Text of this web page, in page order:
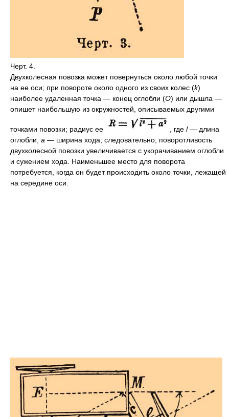
Черт. 4.
Двухколесная повозка может повернуться около любой точки
на ее оси; при повороте около одного из своих колес (k)
наиболее удаленная точка — конец оглобли (О) или дышла —
опишет наибольшую из окружностей, описываемых другими
точками повозки; радиус ее , где l— длина
оглобли, а — ширина хода; следовательно, поворотливость
двухколесной повозки увеличивается с укорачиванием оглобли
и сужением хода. Наименьшее место для поворота
потребуется, когда он будет происходить около точки, лежащей
на середине оси.